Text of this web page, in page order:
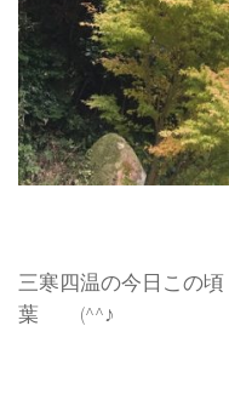
三寒四温の今日この
葉 (^^♪